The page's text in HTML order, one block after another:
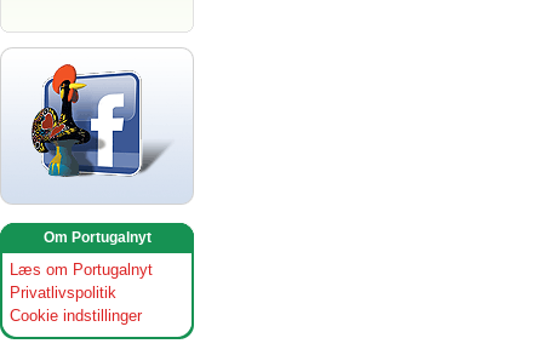
Om Portugalnyt
Læs om Portugalnyt
Privatlivspolitik
Cookie indstillinger